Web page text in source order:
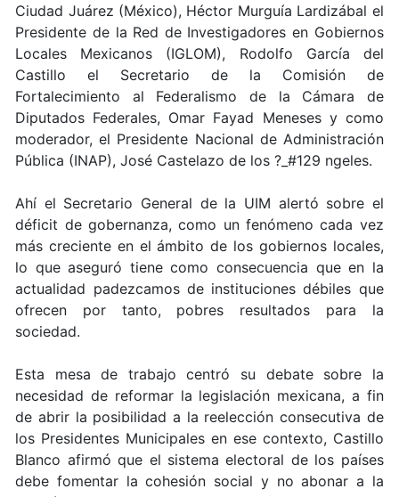
Ciudad Juárez (México), Héctor Murguía Lardizábal el
Presidente de la Red de Investigadores en Gobiernos
Locales Mexicanos (IGLOM), Rodolfo García del
Castillo el Secretario de la Comisión de
Fortalecimiento al Federalismo de la Cámara de
Diputados Federales, Omar Fayad Meneses y como
moderador, el Presidente Nacional de Administración
Pública (INAP), José Castelazo de los ?_#129 ngeles.
Ahí el Secretario General de la UIM alertó sobre el
déficit de gobernanza, como un fenómeno cada vez
más creciente en el ámbito de los gobiernos locales,
lo que aseguró tiene como consecuencia que en la
actualidad padezcamos de instituciones débiles que
ofrecen por tanto, pobres resultados para la
sociedad.
Esta mesa de trabajo centró su debate sobre la
necesidad de reformar la legislación mexicana, a fin
de abrir la posibilidad a la reelección consecutiva de
los Presidentes Municipales en ese contexto, Castillo
Blanco afirmó que el sistema electoral de los países
debe fomentar la cohesión social y no abonar a la